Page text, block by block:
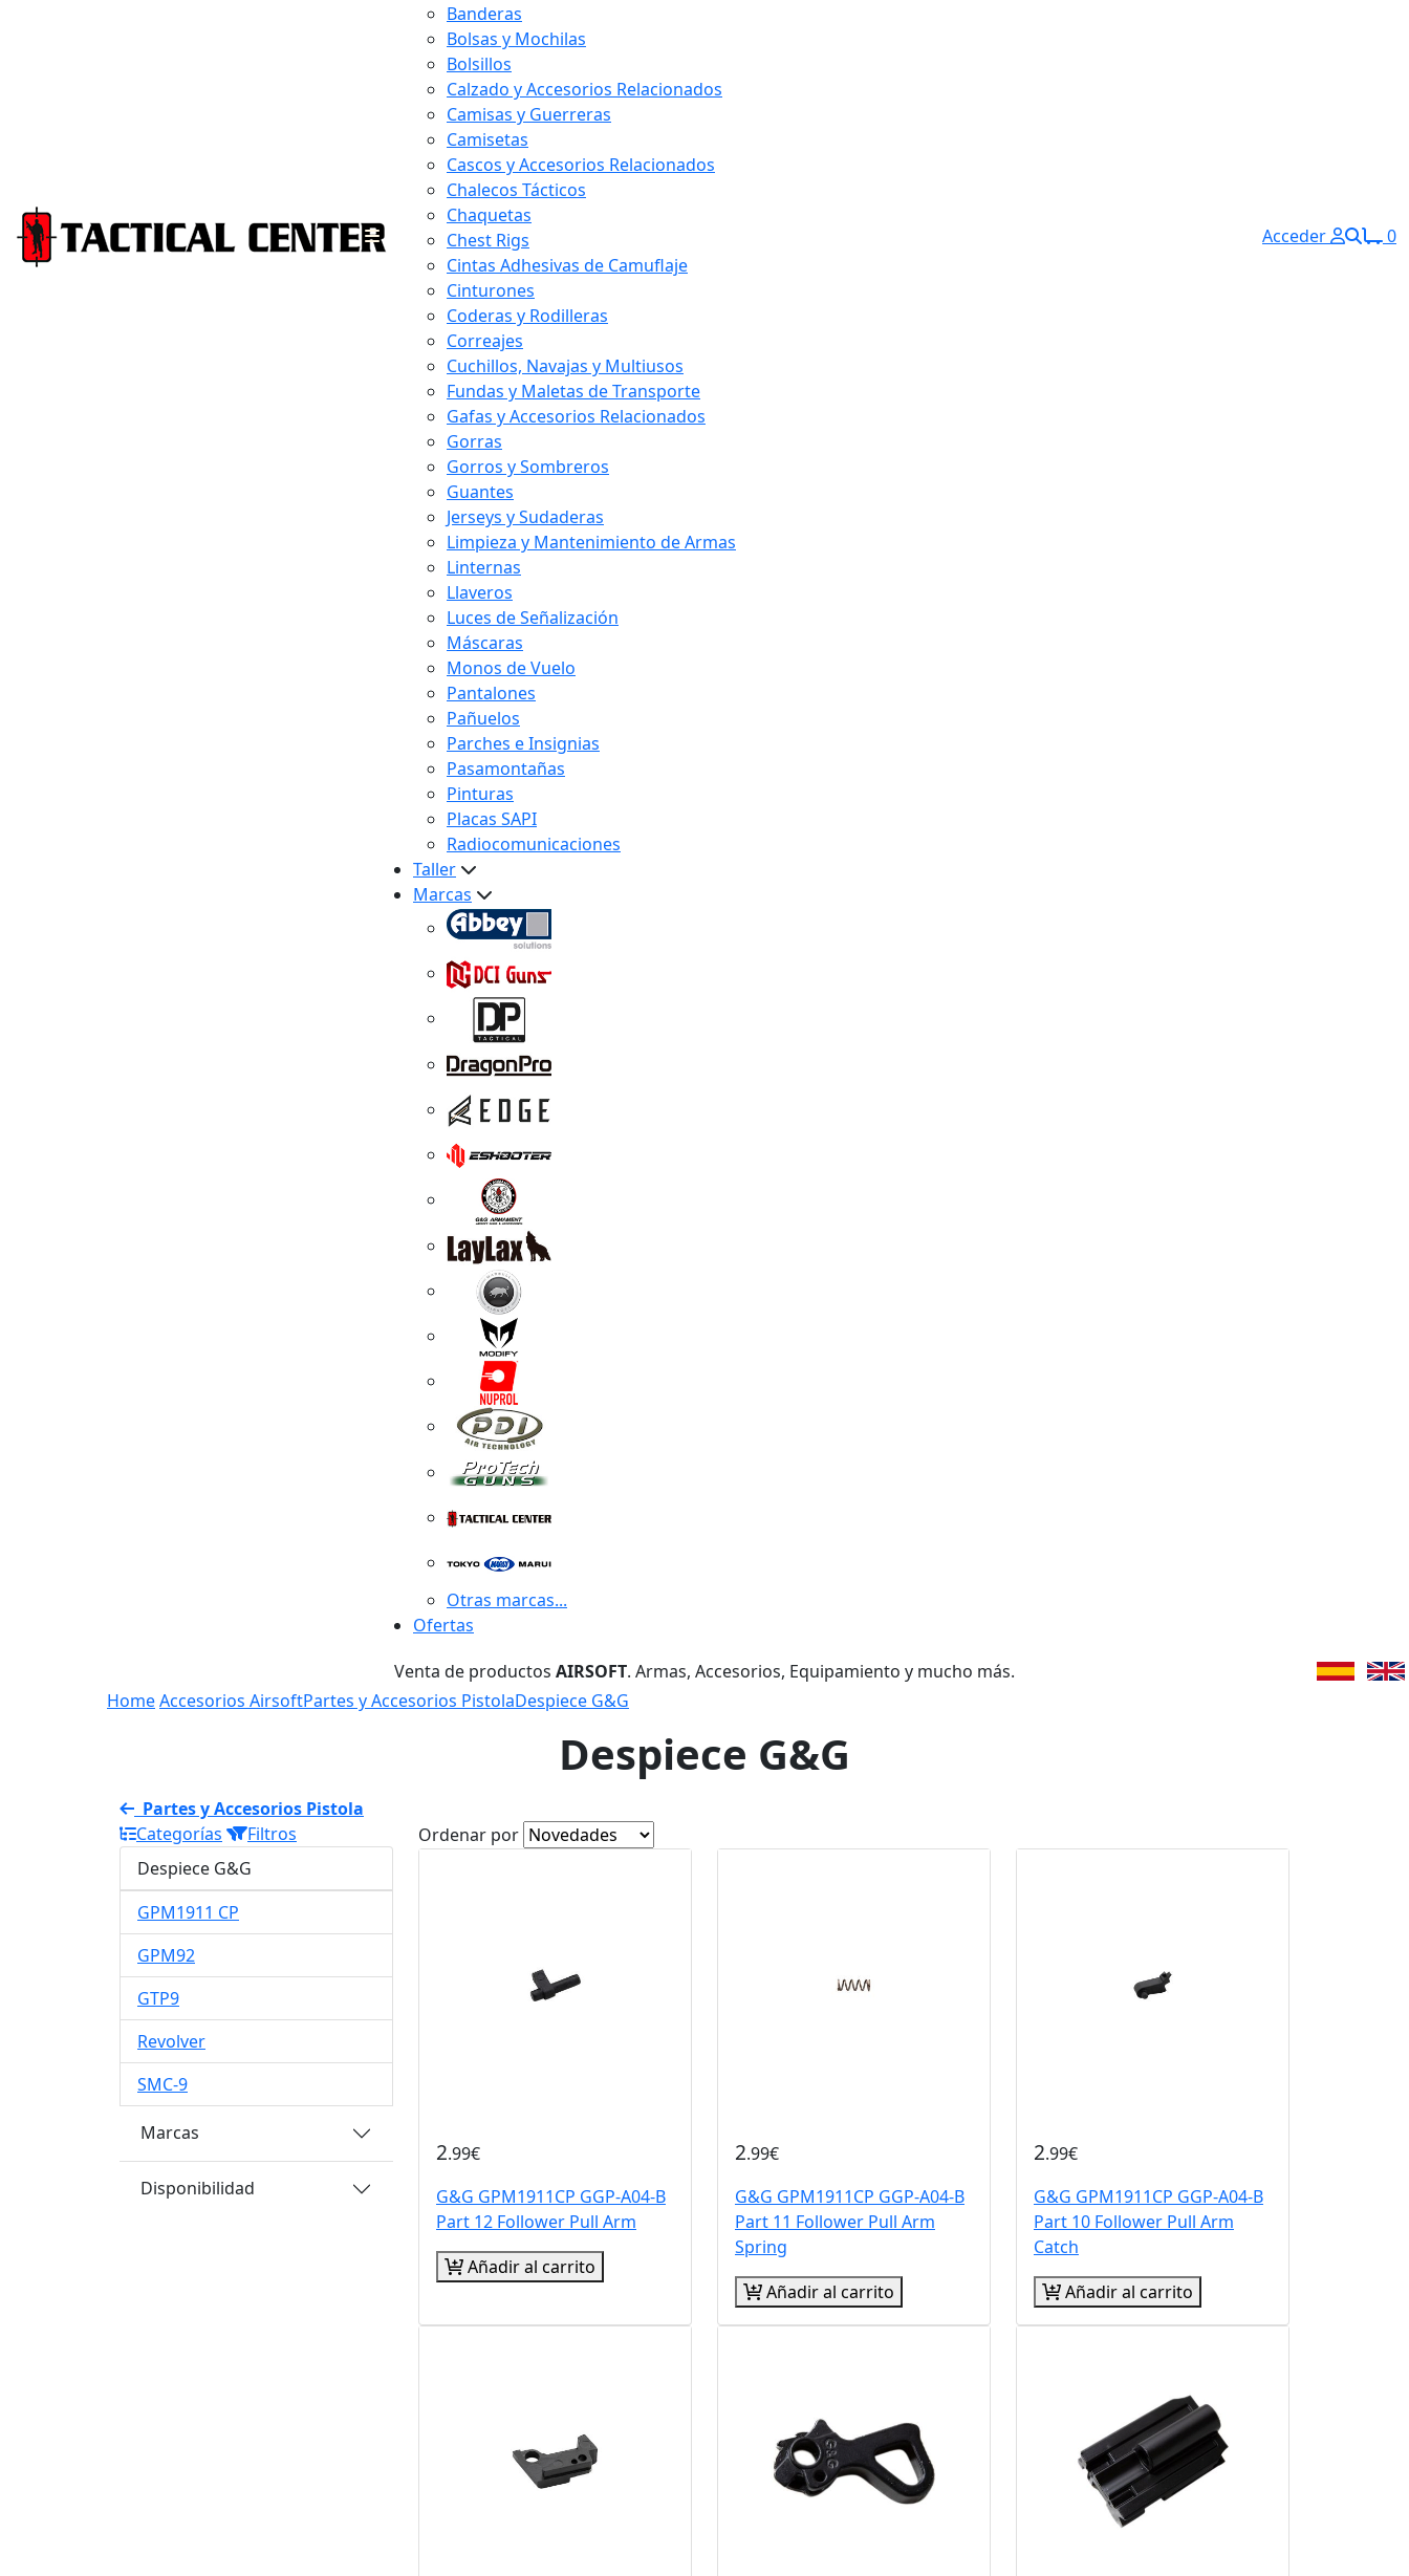
Banderas
Bolsas y Mochilas
Bolsillos
Calzado y Accesorios Relacionados
Camisas y Guerreras
Camisetas
Cascos y Accesorios Relacionados
Chalecos Tácticos
Chaquetas
Chest Rigs
Cintas Adhesivas de Camuflaje
Cinturones
Coderas y Rodilleras
Correajes
Cuchillos, Navajas y Multiusos
Fundas y Maletas de Transporte
Gafas y Accesorios Relacionados
Gorras
Gorros y Sombreros
Guantes
Jerseys y Sudaderas
Limpieza y Mantenimiento de Armas
Linternas
Llaveros
Luces de Señalización
Máscaras
Monos de Vuelo
Pantalones
Pañuelos
Parches e Insignias
Pasamontañas
Pinturas
Placas SAPI
Radiocomunicaciones
Taller
Marcas
Otras marcas...
Ofertas
Acceder 0
Venta de productos AIRSOFT. Armas, Accesorios, Equipamiento y mucho más.
HomeAccesorios AirsoftPartes y Accesorios PistolaDespiece G&G
Despiece G&G
Partes y Accesorios Pistola
Categorías
Filtros
Despiece G&G
GPM1911 CP
GPM92
GTP9
Revolver
SMC-9
Marcas
Disponibilidad
Ordenar por
2.99€
G&G GPM1911CP GGP-A04-B
Part 12 Follower Pull Arm
Añadir al carrito
2.99€
G&G GPM1911CP GGP-A04-B
Part 11 Follower Pull Arm
Spring
Añadir al carrito
2.99€
G&G GPM1911CP GGP-A04-B
Part 10 Follower Pull Arm
Catch
Añadir al carrito